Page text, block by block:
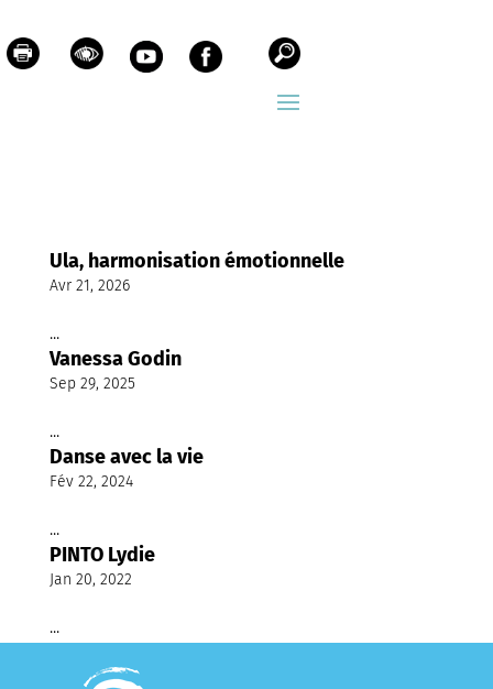
Ula, harmonisation émotionnelle
Avr 21, 2026
...
Vanessa Godin
Sep 29, 2025
...
Danse avec la vie
Fév 22, 2024
...
PINTO Lydie
Jan 20, 2022
...